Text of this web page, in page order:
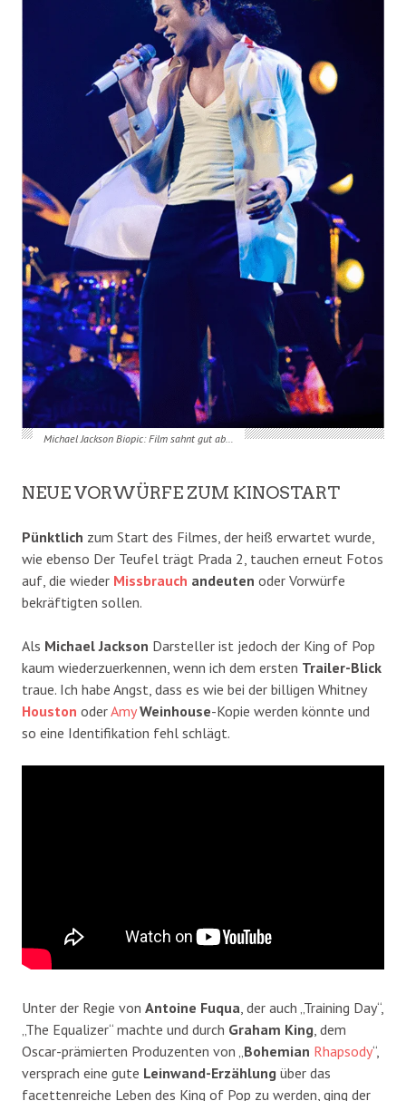
Michael Jackson Biopic: Film sahnt gut ab…
NEUE VORWÜRFE ZUM KINOSTART
Pünktlich zum Start des Filmes, der heiß erwartet wurde,
wie ebenso Der Teufel trägt Prada 2, tauchen erneut Fotos
auf, die wieder Missbrauch andeuten oder Vorwürfe
bekräftigten sollen.
Als Michael Jackson Darsteller ist jedoch der King of Pop
kaum wiederzuerkennen, wenn ich dem ersten Trailer-Blick
traue. Ich habe Angst, dass es wie bei der billigen Whitney
Houston oderAmy Weinhouse-Kopie werden könnte und
so eine Identifikation fehl schlägt.
Unter der Regie von Antoine Fuqua , der auch „Training Day“,
„The Equalizer“ machte und durch Graham King , dem
Oscar-prämierten Produzenten von „ Bohemian Rhapsody“,
versprach eine gute Leinwand-Erzählung über das
facettenreiche Leben des King of Pop zu werden, ging der